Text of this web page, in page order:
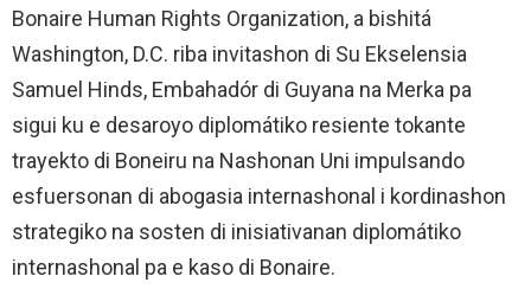
Bonaire Human Rights Organization, a bishitá
Washington, D.C. riba invitashon di Su Ekselensia
Samuel Hinds, Embahadór di Guyana na Merka pa
sigui ku e desaroyo diplomátiko resiente tokante
trayekto di Boneiru na Nashonan Uni impulsando
esfuersonan di abogasia internashonal i kordinashon
strategiko na sosten di inisiativanan diplomátiko
internashonal pa e kaso di Bonaire.